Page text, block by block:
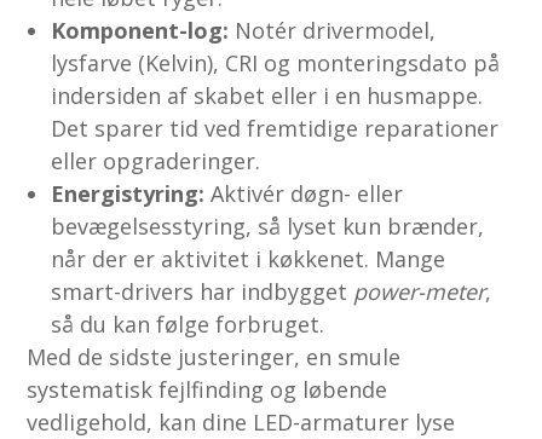
Komponent-log: Notér driver­model,
lysfarve (Kelvin), CRI og monterings­dato på
indersiden af skabet eller i en husmappe.
Det sparer tid ved fremtidige reparationer
eller opgraderinger.
Energistyring: Aktivér døgn- eller
bevægelses­styring, så lyset kun brænder,
når der er aktivitet i køkkenet. Mange
smart-drivers har indbygget power-meter,
så du kan følge forbruget.
Med de sidste justeringer, en smule
systematisk fejlfinding og løbende
vedligehold, kan dine LED-armaturer lyse